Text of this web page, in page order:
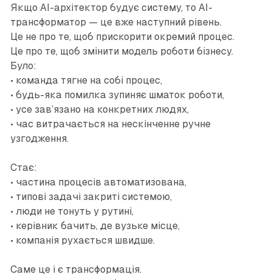
Якщо AI-архітектор будує систему, то AI-
трансформатор — це вже наступний рівень.
Це не про те, щоб прискорити окремий процес.
Це про те, щоб змінити модель роботи бізнесу.
Було:
• команда тягне на собі процес,
• будь-яка помилка зупиняє шматок роботи,
• усе зав’язано на конкретних людях,
• час витрачається на нескінченне ручне
узгодження.
Стає:
• частина процесів автоматизована,
• типові задачі закриті системою,
• люди не тонуть у рутині,
• керівник бачить, де вузьке місце,
• компанія рухається швидше.
Саме це і є трансформація.